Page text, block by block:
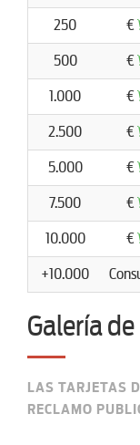
250 €
500 €
1.000 €
2.500 €
5.000 €
7.500 €
10.000 €
+10.000
Galería
LAS TARJETAS
RECLAMO